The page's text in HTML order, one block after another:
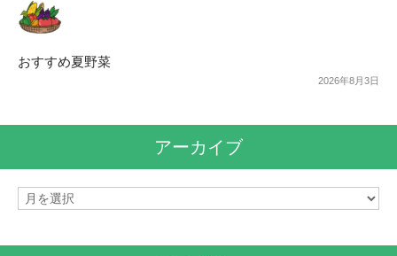
おすすめ夏野菜
2026年8月3日
アーカイブ
ア